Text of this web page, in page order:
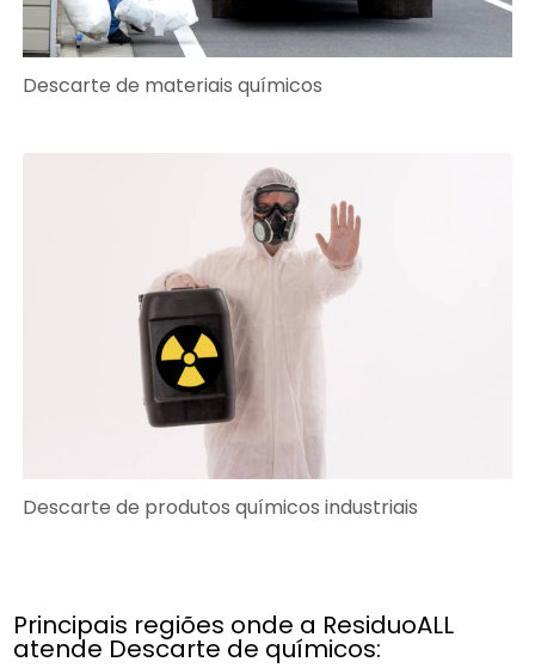
Descarte de materiais químicos
Descarte de produtos químicos industriais
Principais regiões onde a ResiduoALL
atende Descarte de químicos: